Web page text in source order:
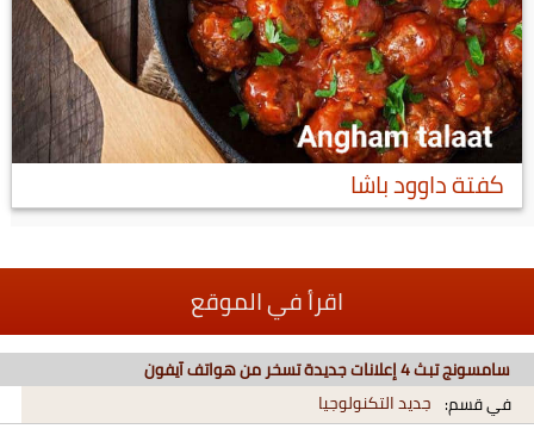
كفتة داوود باشا
اقرأ في الموقع
سامسونج تبث 4 إعلانات جديدة تسخر من هواتف آيفون
في قسم: جديد التكنولوجيا